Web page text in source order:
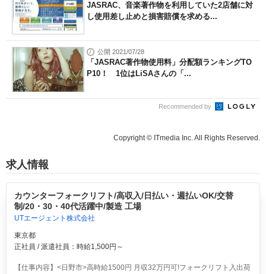
JASRAC、音楽著作物を利用していた2店舗に対
し使用差し止めと損害賠償を求める...
公開 2021/07/28
「JASRAC著作物使用料」分配額ランキングTO
P10！ 1位はLiSAさんの「...
Recommended by
Copyright © ITmedia Inc. All Rights Reserved.
求人情報
カウンターフォークリフト/高収入/日払い・週払いOK/交替
制/20・30・40代活躍中/製造 工場
UTエージェント株式会社
東京都
正社員 / 派遣社員：時給1,500円～
【仕事内容】<日野市>高時給1500円 月収32万円可!フォークリフト入出荷